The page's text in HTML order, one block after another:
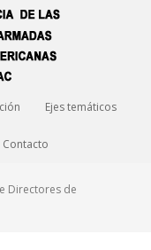
Ejes temáticos
Contacto
Directores de